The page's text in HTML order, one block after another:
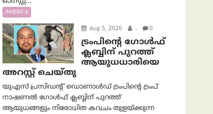
AMERICA
Aug 5, 2026 . 0
ട്രംപിന്റെ ഗോൾഫ്
ക്ലബ്ബിന് പുറത്ത്
ആയുധധാരിയെ
അറസ്റ്റ് ചെയ്തു
യുഎസ് പ്രസിഡന്റ് ഡൊണാൾഡ് ട്രംപിന്റെ ട്രംപ്
നാഷണൽ ഗോൾഫ് ക്ലബ്ബിന് പുറത്ത്
ആയുധങ്ങളും നിരോധിത കവചം തുളയ്ക്കുന്ന